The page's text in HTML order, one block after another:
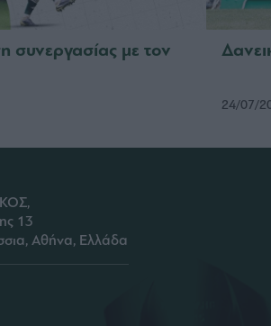
με τον
24/07/
13
Αθήνα, Ελλάδα